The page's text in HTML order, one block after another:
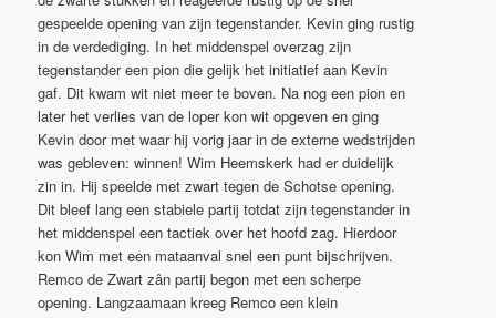
gespeelde opening van zijn tegenstander. Kevin ging rustig
in de verdediging. In het middenspel overzag zijn
tegenstander een pion die gelijk het initiatief aan Kevin
gaf. Dit kwam wit niet meer te boven. Na nog een pion en
later het verlies van de loper kon wit opgeven en ging
Kevin door met waar hij vorig jaar in de externe wedstrijden
was gebleven: winnen! Wim Heemskerk had er duidelijk
zin in. Hij speelde met zwart tegen de Schotse opening.
Dit bleef lang een stabiele partij totdat zijn tegenstander in
het middenspel een tactiek over het hoofd zag. Hierdoor
kon Wim met een mataanval snel een punt bijschrijven.
Remco de Zwart zân partij begon met een scherpe
opening. Langzaamaan kreeg Remco een klein